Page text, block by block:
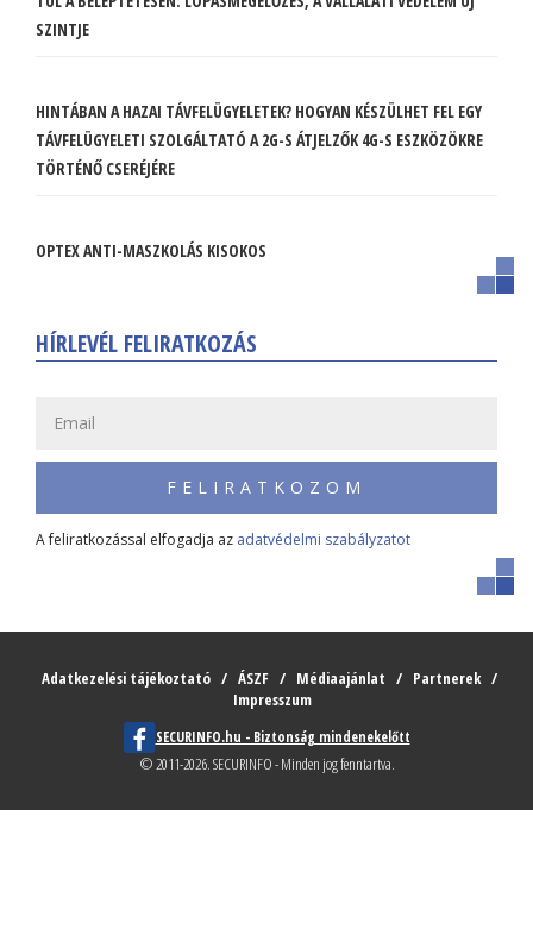
SZINTJE
HINTÁBAN A HAZAI TÁVFELÜGYELETEK? HOGYAN KÉSZÜLHET FEL EGY
TÁVFELÜGYELETI SZOLGÁLTATÓ A 2G-S ÁTJELZŐK 4G-S ESZKÖZÖKRE
TÖRTÉNŐ CSERÉJÉRE
OPTEX ANTI-MASZKOLÁS KISOKOS
HÍRLEVÉL FELIRATKOZÁS
FELIRATKOZOM
A feliratkozással elfogadja az adatvédelmi szabályzatot
© 2011-2026. SECURINFO - Minden jog fenntartva.
Adatkezelési tájékoztató ÁSZF Médiaajánlat
Partnerek
Impresszum
SECURINFO.hu - Biztonság mindenekelőtt